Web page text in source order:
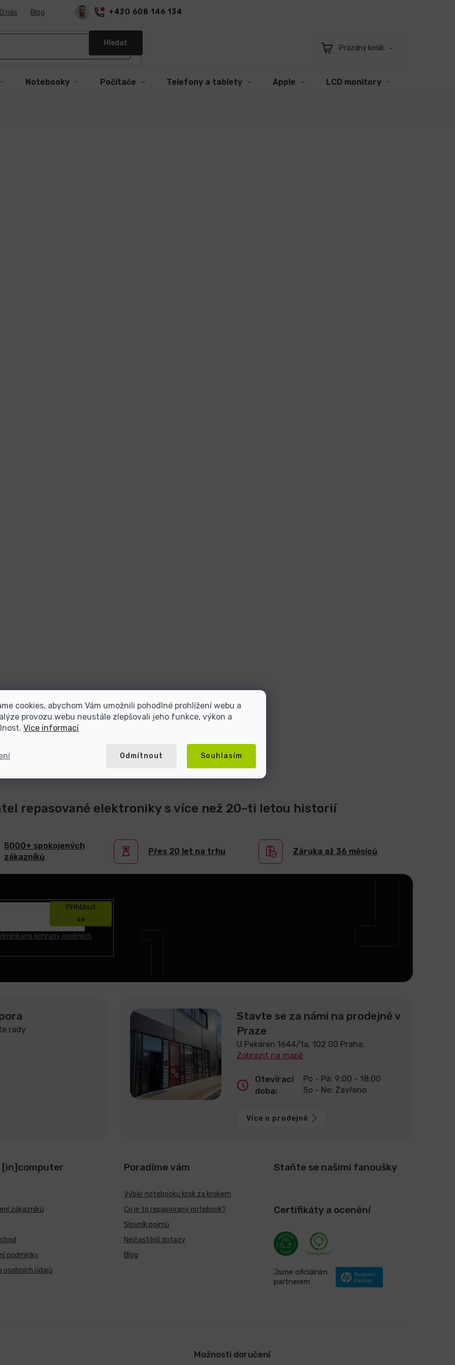
cookies, abychom Vám umožnili pohodlné prohlížení webu a
provozu webu neustále zlepšovali jeho funkce, výkon a
Více informací
Odmítnout Souhlasím
+420 608 146 134
O nás Blog
Hledat
Nákupní
Prázdný košík
Notebooky Počítače Telefony a tablety Apple LCD monitory
repasované elektroniky s více než 20-ti letou historií
5000+ spokojených
zákazníků
Přes 20 let na trhu Záruka až 36 měsíců
ochrany osobních
Přihlásit
se
rady
Stavte se za námi na prodejně v
Praze
U Pekáren 1644/1a, 102 00 Praha.
Zobrazit na mapě
Otevírací
doba:
Po - Pá: 9:00 - 18:00
So - Ne: Zavřeno
Více o prodejně
[in]computer
zákazníků
podmínky
osobních údajů
Poradíme vám
Výběr notebooku krok za krokem
Co je to repasovaný notebook?
Slovník pojmů
Nejčastější dotazy
Blog
Staňte se našimi fanoušky
Certifikáty a ocenění
Jsme oficiálním
partnerem
Možnosti doručení